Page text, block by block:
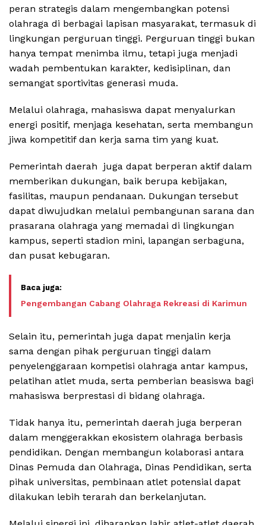
peran strategis dalam mengembangkan potensi
olahraga di berbagai lapisan masyarakat, termasuk di
lingkungan perguruan tinggi. Perguruan tinggi bukan
hanya tempat menimba ilmu, tetapi juga menjadi
wadah pembentukan karakter, kedisiplinan, dan
semangat sportivitas generasi muda.
Melalui olahraga, mahasiswa dapat menyalurkan
energi positif, menjaga kesehatan, serta membangun
jiwa kompetitif dan kerja sama tim yang kuat.
Pemerintah daerah juga dapat berperan aktif dalam
memberikan dukungan, baik berupa kebijakan,
fasilitas, maupun pendanaan. Dukungan tersebut
dapat diwujudkan melalui pembangunan sarana dan
prasarana olahraga yang memadai di lingkungan
kampus, seperti stadion mini, lapangan serbaguna,
dan pusat kebugaran.
Pengembangan Cabang Olahraga Rekreasi di Karimun
Selain itu, pemerintah juga dapat menjalin kerja
sama dengan pihak perguruan tinggi dalam
penyelenggaraan kompetisi olahraga antar kampus,
pelatihan atlet muda, serta pemberian beasiswa bagi
mahasiswa berprestasi di bidang olahraga.
Tidak hanya itu, pemerintah daerah juga berperan
dalam menggerakkan ekosistem olahraga berbasis
pendidikan. Dengan membangun kolaborasi antara
Dinas Pemuda dan Olahraga, Dinas Pendidikan, serta
pihak universitas, pembinaan atlet potensial dapat
dilakukan lebih terarah dan berkelanjutan.